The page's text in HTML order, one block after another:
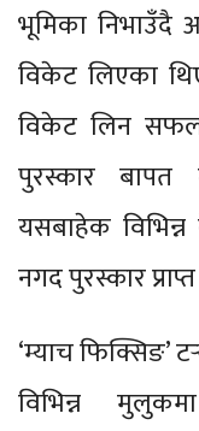
भूमिका
विकेट लिएका
विकेट लिन
पुरस्कार बापत
यसबाहेक
नगद पुरस्कार
‘म्याच फिक्सिङ’
विभिन्न